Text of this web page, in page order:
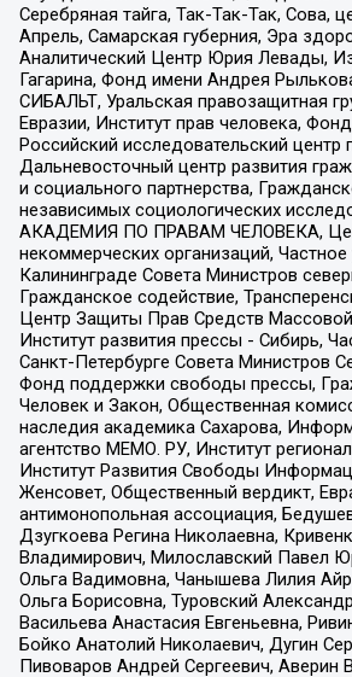
Серебряная тайга, Так-Так-Так, Сова,
Апрель, Самарская губерния, Эра
Аналитический Центр Юрия Левады,
Гагарина, Фонд имени Андрея
СИБАЛЬТ, Уральская правозащитная
Евразии, Институт прав человека,
Российский исследовательский центр
Дальневосточный центр развития
и социального партнерства,
независимых социологических
АКАДЕМИЯ ПО ПРАВАМ ЧЕЛОВЕКА,
некоммерческих организаций,
Калининграде Совета Министров
Гражданское содействие,
Центр Защиты Прав Средств
Институт развития прессы - Сибирь,
Санкт-Петербурге Совета Министров
Фонд поддержки свободы прессы,
Человек и Закон, Общественная
наследия академика Сахарова,
агентство МЕМО. РУ, Институт
Институт Развития Свободы
Женсовет, Общественный вердикт,
антимонопольная ассоциация,
Дзугкоева Регина Николаевна,
Владимирович, Милославский Павел
Ольга Вадимовна, Чанышева Лилия
Ольга Борисовна, Туровский
Васильева Анастасия Евгеньевна,
Бойко Анатолий Николаевич, Дугин
Пивоваров Андрей Сергеевич, Аверин